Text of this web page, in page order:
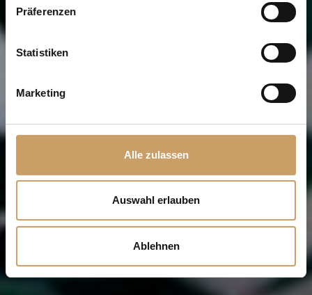
Präferenzen
Statistiken
Marketing
Alle zulassen
Auswahl erlauben
Ablehnen